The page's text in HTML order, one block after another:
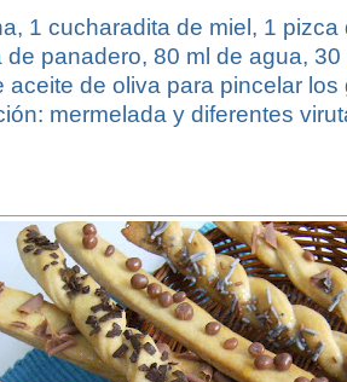
1 cucharadita de miel, 1 pizca
de panadero, 80 ml de agua,
aceite de oliva para pincelar los
mermelada y diferentes